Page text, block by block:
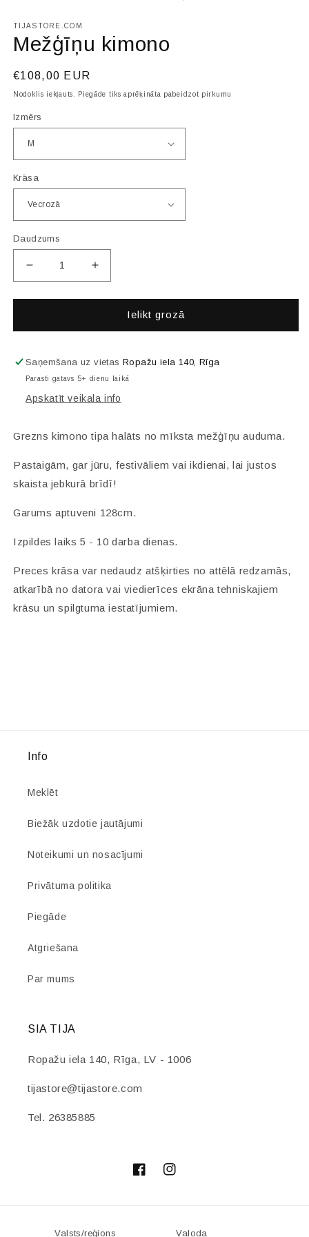
TIJASTORE.COM
Mežģīņu kimono
Parastā
cena
€108,00 EUR
Nodoklis iekļauts. Piegāde tiks aprēķināta pabeidzot pirkumu
Izmērs
Krāsa
Daudzums
Samazināt
skaitu
par
kimono
Palielināt
skaitu
par
Mežģīņu
kimono
Ielikt grozā
Saņemšana uz vietasRopažu iela 140, Rīga
Parasti gatavs 5+ dienu laikā
Apskatīt veikala info
Grezns kimono tipa halāts no mīksta mežģīņu auduma.
Pastaigām, gar jūru, festivāliem vai ikdienai, lai justos
skaista jebkurā brīdī!
Garums aptuveni 128cm.
Izpildes laiks 5 - 10 darba dienas.
Preces krāsa var nedaudz atšķirties no attēlā redzamās,
atkarībā no datora vai viedierīces ekrāna tehniskajiem
krāsu un spilgtuma iestatījumiem.
Info
Meklēt
Biežāk uzdotie jautājumi
Noteikumi un nosacījumi
Privātuma politika
Piegāde
Atgriešana
Par mums
SIA TIJA
Ropažu iela 140, Rīga, LV - 1006
tijastore@tijastore.com
Tel. 26385885
FacebookInstagram
Valsts/reģions Valoda